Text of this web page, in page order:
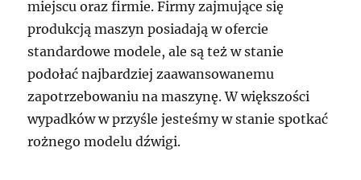
miejscu oraz firmie. Firmy zajmujące się
produkcją maszyn posiadają w ofercie
standardowe modele, ale są też w stanie
podołać najbardziej zaawansowanemu
zapotrzebowaniu na maszynę. W większości
wypadków w przyśle jesteśmy w stanie spotkać
rożnego modelu dźwigi.